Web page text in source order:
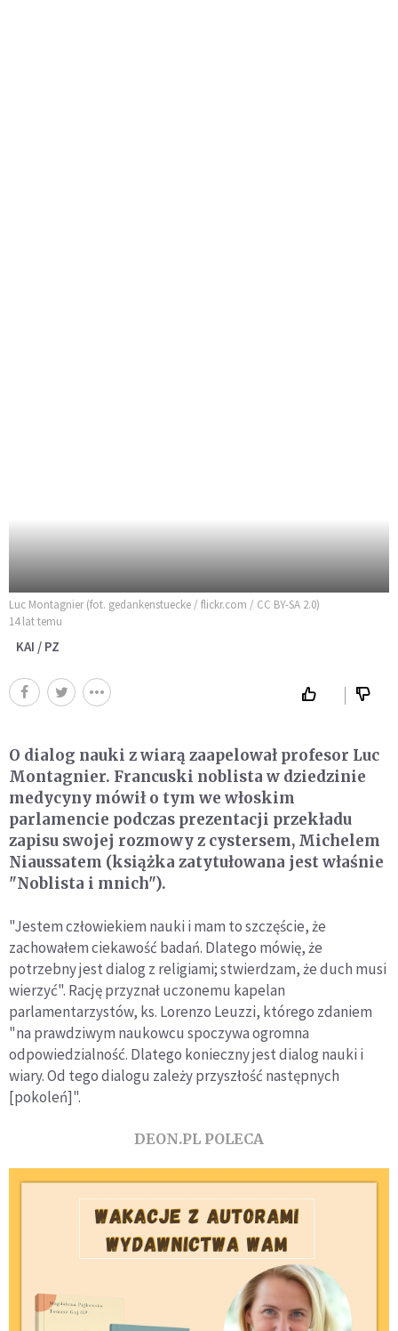
Luc Montagnier (fot. gedankenstuecke / flickr.com / CC BY-SA 2.0)
14 lat temu
KAI / PZ
O dialog nauki z wiarą zaapelował profesor Luc
Montagnier. Francuski noblista w dziedzinie
medycyny mówił o tym we włoskim
parlamencie podczas prezentacji przekładu
zapisu swojej rozmowy z cystersem, Michelem
Niaussatem (książka zatytułowana jest właśnie
"Noblista i mnich").
"Jestem człowiekiem nauki i mam to szczęście, że
zachowałem ciekawość badań. Dlatego mówię, że
potrzebny jest dialog z religiami; stwierdzam, że duch musi
wierzyć". Rację przyznał uczonemu kapelan
parlamentarzystów, ks. Lorenzo Leuzzi, którego zdaniem
"na prawdziwym naukowcu spoczywa ogromna
odpowiedzialność. Dlatego konieczny jest dialog nauki i
wiary. Od tego dialogu zależy przyszłość następnych
[pokoleń]".
DEON.PL POLECA